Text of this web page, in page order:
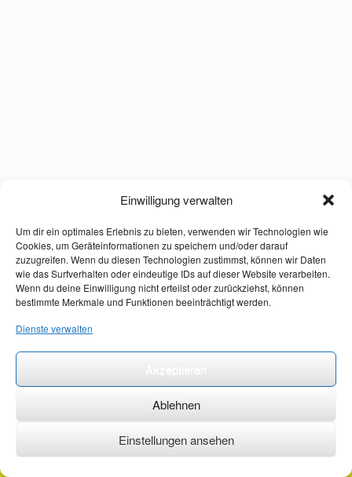
Einwilligung verwalten
Um dir ein optimales Erlebnis zu bieten, verwenden wir Technologien wie
Cookies, um Geräteinformationen zu speichern und/oder darauf
zuzugreifen. Wenn du diesen Technologien zustimmst, können wir Daten
wie das Surfverhalten oder eindeutige IDs auf dieser Website verarbeiten.
Wenn du deine Einwilligung nicht erteilst oder zurückziehst, können
bestimmte Merkmale und Funktionen beeinträchtigt werden.
Dienste verwalten
Ablehnen
Einstellungen ansehen
©2026 ·erstehilfekurs-mauch.de ·AGB ·Datenschutzerklärung ·Impressum ·